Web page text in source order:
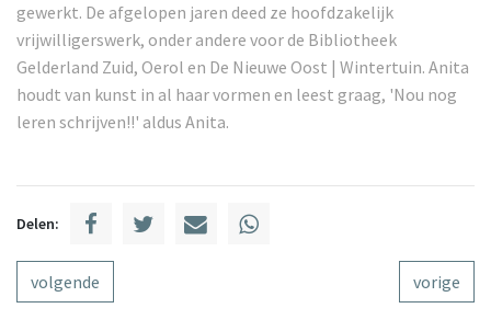
gewerkt. De afgelopen jaren deed ze hoofdzakelijk
vrijwilligerswerk, onder andere voor de Bibliotheek
Gelderland Zuid, Oerol en De Nieuwe Oost | Wintertuin. Anita
houdt van kunst in al haar vormen en leest graag, 'Nou nog
leren schrijven!!' aldus Anita.
Delen:
volgende vorige